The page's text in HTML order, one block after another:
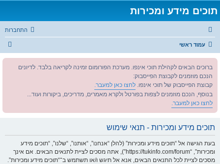
תוכים מידע ומכירות
התחברות
עמוד ראשי
ברוכים הבאים לקהילת תוכי אינפו. מערכת הפורומום זמינה לקריאה בלבד. לדיונים
הנכם מוזמנים לקבוצת הפייסבוק:
קבוצת הפייסבוק של תוכי אינפו. לחצו כאן למעבר.
בנוסף, הנכם מוזמנים לצפות בפורטל ולקרא מאמרים, מדריכים, ביקורות ועוד...
לחצו כאן למעבר.
תוכים מידע ומכירות - תנאי שימוש
בעת הגישה אל “תוכים מידע ומכירות” (להלן “אנחנו”, “אותנו”, “שלנו”, “תוכים מידע
ומכירות”, “https://tukinfo.com/forum”), אתה מסכים לציית לתנאים הבאים. אם אינך
מסכים לציית לכל התנאים הבאים, אנא אל תיגש ו/או תשתמש ב־“תוכים מידע ומכירות”.